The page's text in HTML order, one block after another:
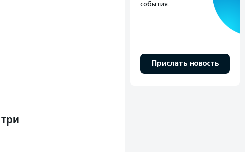
события.
Прислать новость